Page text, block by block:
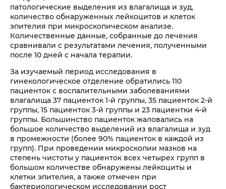
патологические выделения из влагалища и зуд,
количество обнаруженных лейкоцитов и клеток
эпителия при микроскопическом анализе.
Количественные данные, собранные до лечения
сравнивали с результатами лечения, полученными
после 10 дней с начала терапии.
За изучаемый период исследования в
гинекологическое отделение обратились 110
пациенток с воспалительными заболеваниями
влагалища 37 пациенток 1-й группы, 35 пациенток 2-й
группы, 15 пациенток 3-й группы и 23 пациентки 4-й
группы. Большинство пациенток жаловались на
большое количество выделений из влагалища и зуд
в промежности (более 90% пациенток в каждой из
групп). При проведении микроскопии мазков на
степень чистоты у пациенток всех четырех групп в
большом количестве обнаружены лейкоциты и
клетки эпителия, а также отмечен при
бактериологическом исследовании рост